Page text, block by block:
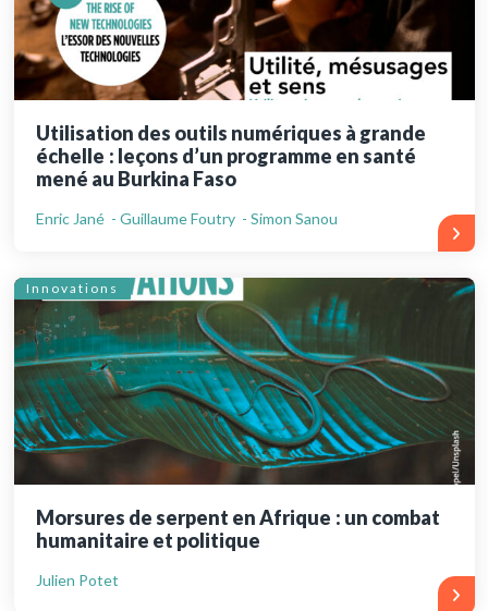
Utilisation des outils numériques à grande
échelle : leçons d’un programme en santé
mené au Burkina Faso
Enric Jané - Guillaume Foutry - Simon Sanou
Innovations
Morsures de serpent en Afrique : un combat
humanitaire et politique
Julien Potet